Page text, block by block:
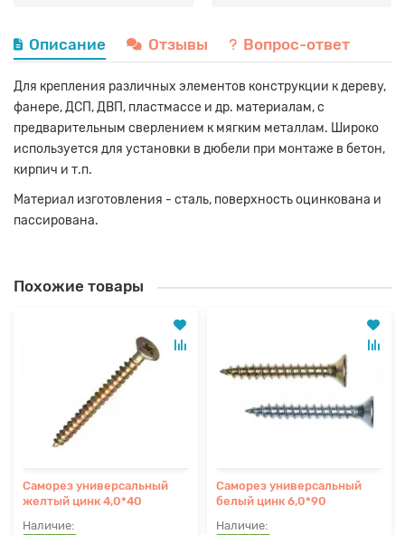
Описание Отзывы Вопрос-ответ
Для крепления различных элементов конструкции к дереву,
фанере, ДСП, ДВП, пластмассе и др. материалам, с
предварительным сверлением к мягким металлам. Широко
используется для установки в дюбели при монтаже в бетон,
кирпич и т.п.
Материал изготовления - сталь, поверхность оцинкована и
пассирована.
Похожие товары
Саморез универсальный
желтый цинк 4,0*40
Саморез универсальный
белый цинк 6,0*90